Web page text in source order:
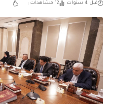
قبل 4 سنوات 12 مشاهدات